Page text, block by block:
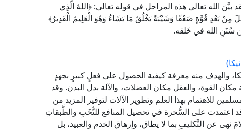
بيَّنَ الله تعالى هذه المراحل في قوله تعالى: ﴿اللهُ الَّذِي
قُوَّةٍ ضَعْفًا وَشَيْبَةً يَخْلُقُ مَا يَشَاءُ وَهُوَ الْعَلِيمُ الْقَدِيرُ﴾
والهدف منه معرفة كيفية الحصول على فعلٍ كبيرٍ بجهدٍ
القوة، والعقل مكان العضلات، والآلة بدل البدن. وقد
للاهتمام بهذا العلم وتطوير الآلات لتوفير المزيد من
قد اعتمدت على السُّخرة في تحصيل المنافع للنُّخَبِ والطَّبقاتِ
نهى عن التَّكليفِ بما لا يطاق، وإرهاق الخدم والعبيد، بل